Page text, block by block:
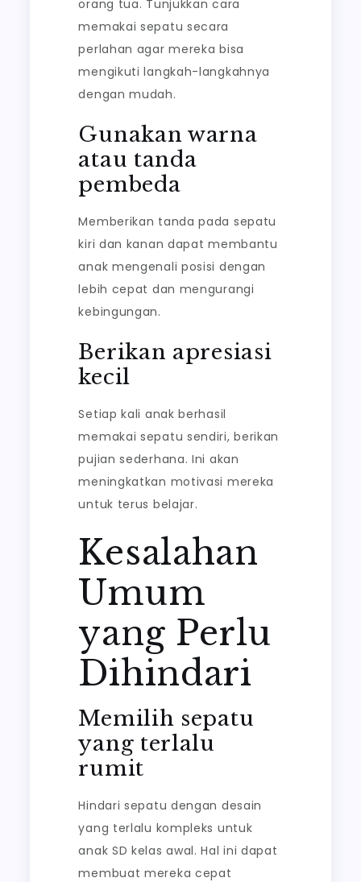
orang tua. Tunjukkan cara
memakai sepatu secara
perlahan agar mereka bisa
mengikuti langkah-langkahnya
dengan mudah.
Gunakan warna
atau tanda
pembeda
Memberikan tanda pada sepatu
kiri dan kanan dapat membantu
anak mengenali posisi dengan
lebih cepat dan mengurangi
kebingungan.
Berikan apresiasi
kecil
Setiap kali anak berhasil
memakai sepatu sendiri, berikan
pujian sederhana. Ini akan
meningkatkan motivasi mereka
untuk terus belajar.
Kesalahan
Umum
yang Perlu
Dihindari
Memilih sepatu
yang terlalu
rumit
Hindari sepatu dengan desain
yang terlalu kompleks untuk
anak SD kelas awal. Hal ini dapat
membuat mereka cepat